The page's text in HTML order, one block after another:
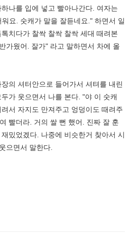
나를 입에 넣고 빨아나간다. 여자는
요. 숫캐가 말을 잘듣네요." 하면서 일
치다가 찰싹 찰싹 찰싹 세대 때려본
가웠어. 잘가" 라고 말하면서 차에 올
의 셔터안으로 들어가서 셔텨를 내린
가 웃으면서 나를 본다. "야 이 숫캐
서 자지도 만져주고 엉덩이도 때려주
빨더라. 거의 쌀 뻔 했어. 진짜 잘 훈
밌었겠다. 나중에 비슷한거 찾아서 시
으면서 말한다.